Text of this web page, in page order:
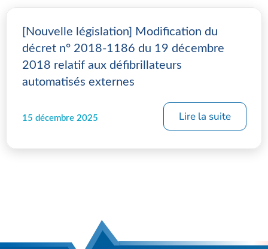
[Nouvelle législation] Modification du
décret n° 2018-1186 du 19 décembre
2018 relatif aux défibrillateurs
automatisés externes
15 décembre 2025 Lire la suite